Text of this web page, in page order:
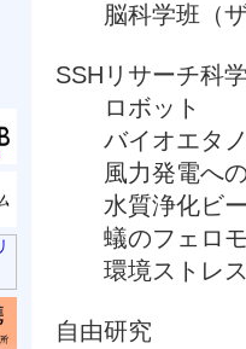
脳科学班（ザ
SSHリサーチ科
ロボット
バイオエタノ
風力発電への
水質浄化ビー
蟻のフェロモ
環境ストレスと
自由研究